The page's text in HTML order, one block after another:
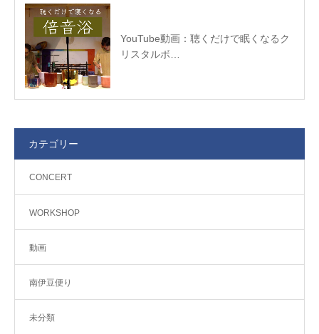
YouTube動画：聴くだけで眠くなるク
リスタルボ…
カテゴリー
CONCERT
WORKSHOP
動画
南伊豆便り
未分類